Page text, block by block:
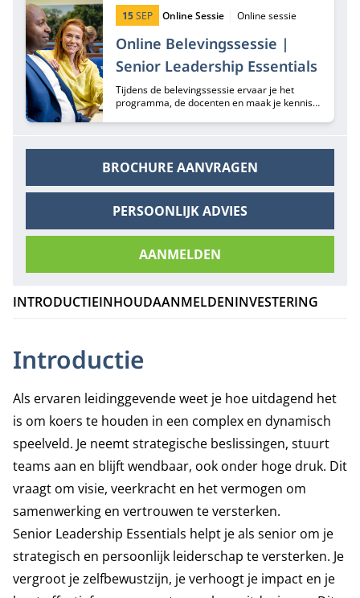
Online Belevingssessie |
Senior Leadership Essentials
Startdatum:
15SEP Type:
Online Sessie Locatie:
Online sessie
Tijdens de belevingssessie ervaar je het
programma, de docenten en maak je kennis
BROCHURE AANVRAGEN
PERSOONLIJK ADVIES
AANMELDEN
INTRODUCTIEINHOUDAANMELDENINVESTERING
Introductie
Als ervaren leidinggevende weet je hoe uitdagend het
is om koers te houden in een complex en dynamisch
speelveld. Je neemt strategische beslissingen, stuurt
teams aan en blijft wendbaar, ook onder hoge druk. Dit
vraagt om visie, veerkracht en het vermogen om
samenwerking en vertrouwen te versterken.
Senior Leadership Essentials helpt je als senior om je
strategisch en persoonlijk leiderschap te versterken. Je
vergroot je zelfbewustzijn, je verhoogt je impact en je